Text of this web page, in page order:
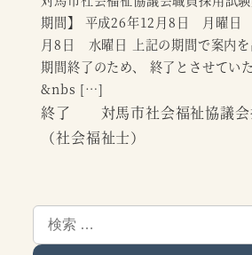
終了 対馬市社会福祉協議会
（社会福祉士）
期間】 平成26年12月8日 月曜
月8日 水曜日 上記の期間で案内
期間終了のため、 終了とさせてい
&nbs […]
索